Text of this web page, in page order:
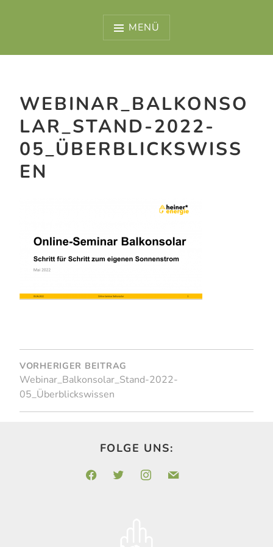
MENÜ
WEBINAR_BALKONSO
LAR_STAND-2022-
05_ÜBERBLICKSWISS
EN
BEITRAGSNAVIGATION
VORHERIGER BEITRAG
Webinar_Balkonsolar_Stand-2022-
05_Überblickswissen
FOLGE UNS:
facebooktwitter instagrammail